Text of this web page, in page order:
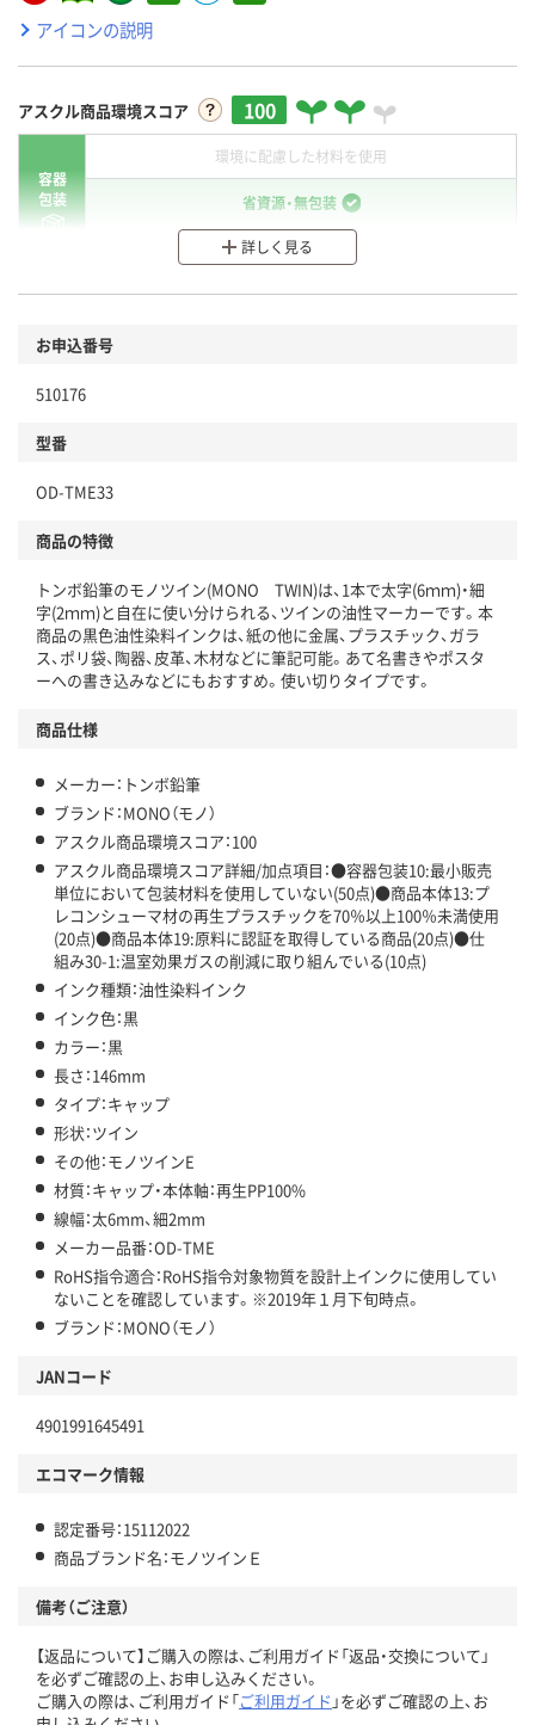
アイコンの説明
アスクル商品環境スコア 100
容器
包装
環境に配慮した材料を使用
省資源・無包装
分別・リサイクルしやすい設計
本体
仕組
この商品の環境配慮ポイントです。下記商品詳細「
アスクル商品環境スコア詳細／加点項目
」で確認できます。
詳しく見る
お申込番号
510176
型番
OD-TME33
商品の特徴
トンボ鉛筆のモノツイン(MONO TWIN)は、1本で太字(6ｍｍ)・細
字(2ｍｍ)と自在に使い分けられる、ツインの油性マーカーです。本
商品の黒色油性染料インクは、紙の他に金属、プラスチック、ガラ
ス、ポリ袋、陶器、皮革、木材などに筆記可能。あて名書きやポスタ
ーへの書き込みなどにもおすすめ。使い切りタイプです。
商品仕様
メーカー：トンボ鉛筆
ブランド：MONO（モノ）
アスクル商品環境スコア：100
アスクル商品環境スコア詳細/加点項目：●容器包装10:最小販売
単位において包装材料を使用していない(50点)●商品本体13:プ
レコンシューマ材の再生プラスチックを70％以上100％未満使用
(20点)●商品本体19:原料に認証を取得している商品(20点)●仕
組み30-1:温室効果ガスの削減に取り組んでいる(10点)
インク種類：油性染料インク
インク色：黒
カラー：黒
長さ：146mm
タイプ：キャップ
形状：ツイン
その他：モノツインE
材質：キャップ・本体軸：再生PP100%
線幅：太6mm、細2mm
メーカー品番：OD-TME
RoHS指令適合：RoHS指令対象物質を設計上インクに使用してい
ないことを確認しています。※2019年１月下旬時点。
ブランド：MONO（モノ）
JANコード
4901991645491
エコマーク情報
認定番号：15112022
商品ブランド名：モノツインＥ
備考（ご注意）
【返品について】ご購入の際は、ご利用ガイド「返品・交換について」
を必ずご確認の上、お申し込みください。
ご購入の際は、ご利用ガイド「ご利用ガイド 」を必ずご確認の上、お